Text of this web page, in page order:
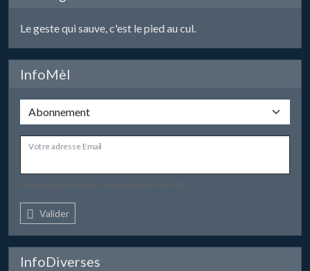
Le geste qui sauve, c'est le pied au cul.
InfoMèl
Votre adresse Email
Valider
InfoDiverses